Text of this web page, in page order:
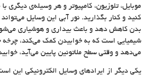
موبایل، تلوزیون، کامپیوتر و هر وسیله‌ی دیگری
کنید و کنار بگذارید. نور آبی این وسایل می‌تواند
بدن کاهش دهد و باعث بیداری و هوشیاری
شیمیایی است که به خوابیدن کمک می‌کند، چرخه
می‌دهد و وقتی سطح ملاتونین پایین می‌آید،
یکی دیگر از ایرادهای وسایل الکترونیکی این